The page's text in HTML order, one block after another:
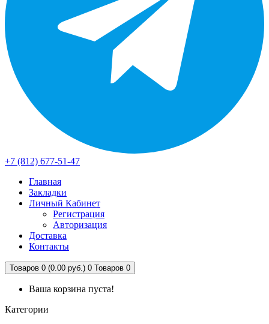
+7 (812) 677-51-47
Главная
Закладки
Личный Кабинет
Регистрация
Авторизация
Доставка
Контакты
Товаров 0 (0.00 руб.) 0 Товаров 0
Ваша корзина пуста!
Категории